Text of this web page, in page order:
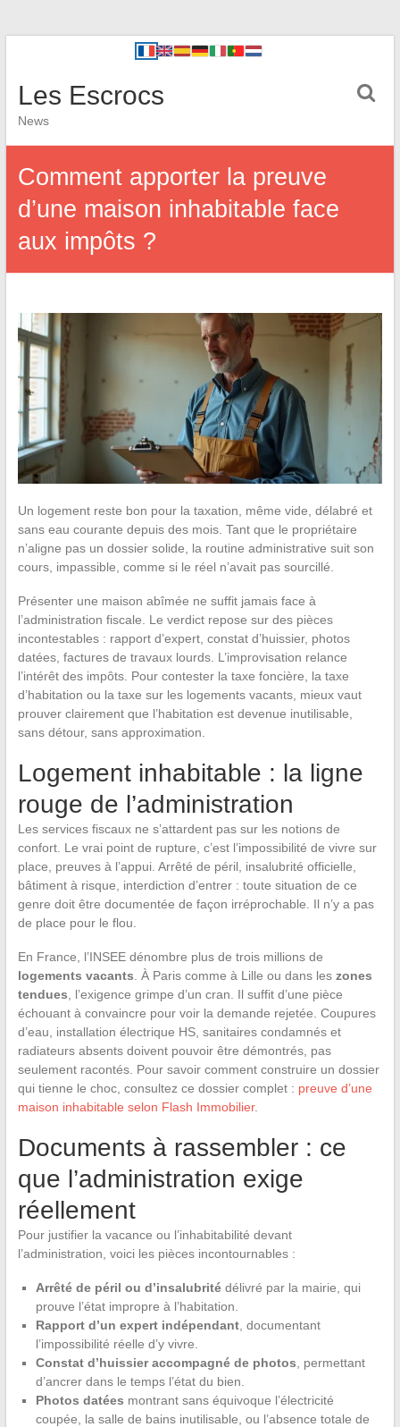
Les Escrocs
News
Comment apporter la preuve
d’une maison inhabitable face
aux impôts ?
Un logement reste bon pour la taxation, même vide, délabré et
sans eau courante depuis des mois. Tant que le propriétaire
n’aligne pas un dossier solide, la routine administrative suit son
cours, impassible, comme si le réel n’avait pas sourcillé.
Présenter une maison abîmée ne suffit jamais face à
l’administration fiscale. Le verdict repose sur des pièces
incontestables : rapport d’expert, constat d’huissier, photos
datées, factures de travaux lourds. L’improvisation relance
l’intérêt des impôts. Pour contester la taxe foncière, la taxe
d’habitation ou la taxe sur les logements vacants, mieux vaut
prouver clairement que l’habitation est devenue inutilisable,
sans détour, sans approximation.
Logement inhabitable : la ligne
rouge de l’administration
Les services fiscaux ne s’attardent pas sur les notions de
confort. Le vrai point de rupture, c’est l’impossibilité de vivre sur
place, preuves à l’appui. Arrêté de péril, insalubrité officielle,
bâtiment à risque, interdiction d’entrer : toute situation de ce
genre doit être documentée de façon irréprochable. Il n’y a pas
de place pour le flou.
En France, l’INSEE dénombre plus de trois millions de
logements vacants . À Paris comme à Lille ou dans les zones
tendues , l’exigence grimpe d’un cran. Il suffit d’une pièce
échouant à convaincre pour voir la demande rejetée. Coupures
d’eau, installation électrique HS, sanitaires condamnés et
radiateurs absents doivent pouvoir être démontrés, pas
seulement racontés. Pour savoir comment construire un dossier
qui tienne le choc, consultez ce dossier complet : preuve d’une
maison inhabitable selon Flash Immobilier.
Documents à rassembler : ce
que l’administration exige
réellement
Pour justifier la vacance ou l’inhabitabilité devant
l’administration, voici les pièces incontournables :
Arrêté de péril ou d’insalubritédélivré par la mairie, qui
prouve l’état impropre à l’habitation.
Rapport d’un expert indépendant, documentant
l’impossibilité réelle d’y vivre.
Constat d’huissier accompagné de photos , permettant
d’ancrer dans le temps l’état du bien.
Photos datées montrant sans équivoque l’électricité
coupée, la salle de bains inutilisable, ou l’absence totale de